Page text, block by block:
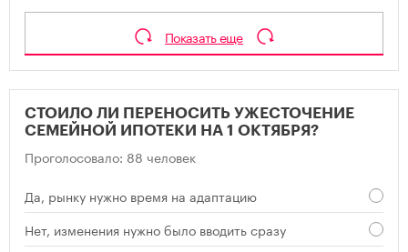
Показать еще
СТОИЛО ЛИ ПЕРЕНОСИТЬ УЖЕСТОЧЕНИЕ
СЕМЕЙНОЙ ИПОТЕКИ НА 1 ОКТЯБРЯ?
Проголосовало: 88 человек
Да, рынку нужно время на адаптацию
Нет, изменения нужно было вводить сразу